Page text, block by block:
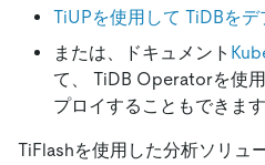
TiUPを使用して TiDBをデ
または、ドキュメント
て、 TiDB Operatorを使
プロイすることもできます
TiFlashを使用した分析ソリュ